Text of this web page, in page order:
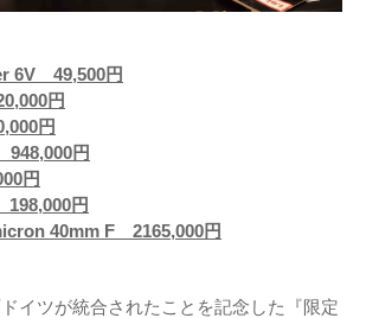
6V 49,500円
円
円
円
円
円
40mm F 2165,000円
イツが統合されたことを記念した『限定